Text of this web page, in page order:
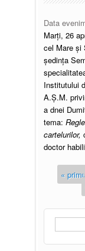
Data
Marți, 26
cel Mare și
ședința
Institutului
A.Ș.M.
a dnei
tema:
cartelurilor,
doctor
«